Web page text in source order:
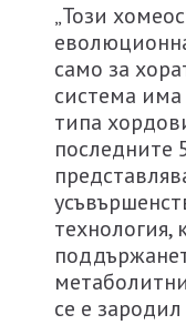
„Този
само за
система
типа
последните
технология,
се е